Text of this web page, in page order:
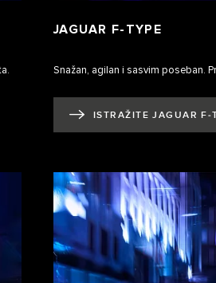
JAGUAR F‑TYPE
Snažan, agilan i sasvim poseban.
ISTRAŽITE JAGUAR